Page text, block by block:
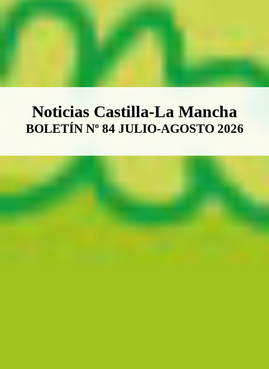
Boletín Noticias Castilla-La
Noticias Castilla-La Mancha
BOLETÍN Nº 84 JULIO-AGOSTO 2026